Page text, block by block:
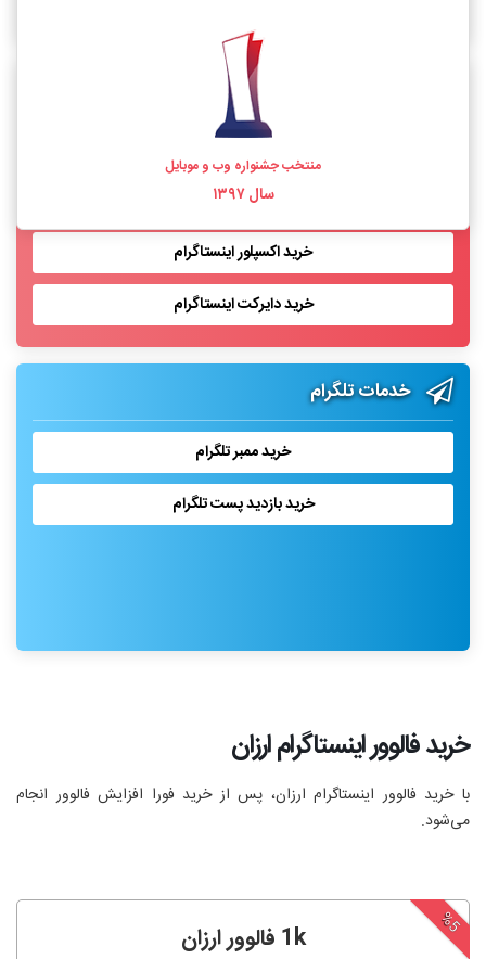
منتخب جشنواره وب و موبایل
سال ۱۳۹۷
خرید بازدید پست اینستاگرام
خرید اکسپلور اینستاگرام
خرید دایرکت اینستاگرام
خدمات تلگرام
خرید ممبر تلگرام
خرید بازدید پست تلگرام
خرید فالوور اینستاگرام ارزان
با خرید فالوور اینستاگرام ارزان، پس از خرید فورا افزایش فالوور انجام‌
می‌شود.
%5 1k فالوور ارزان